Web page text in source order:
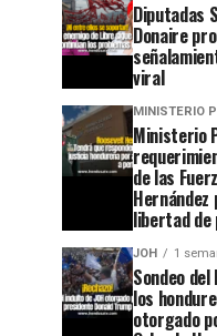
Diputadas
Donaire
viral
MINISTERIO
Ministerio
de las
libertad de
JOH 1
Sondeo
los
otorgado